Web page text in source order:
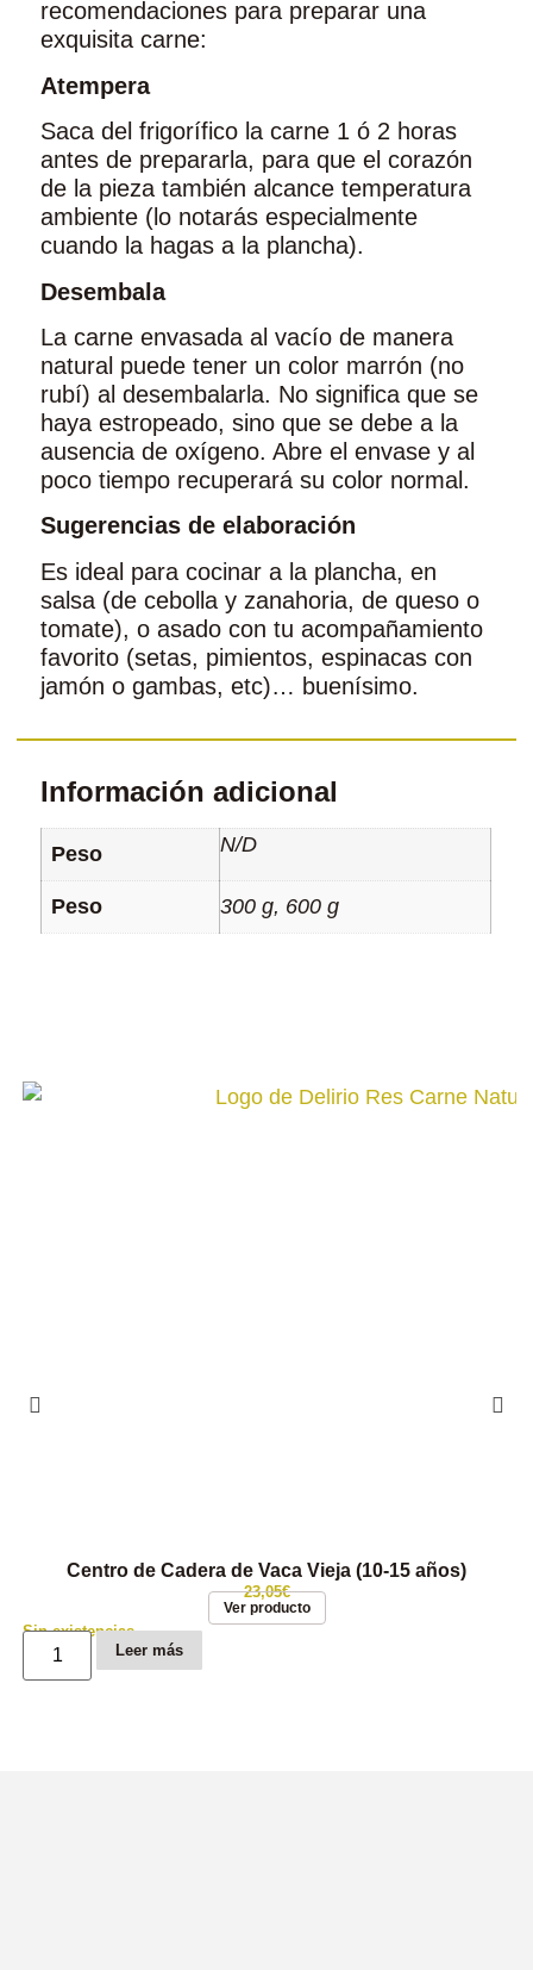
recomendaciones para preparar una
exquisita carne:
Atempera
Saca del frigorífico la carne 1 ó 2 horas
antes de prepararla, para que el corazón
de la pieza también alcance temperatura
ambiente (lo notarás especialmente
cuando la hagas a la plancha).
Desembala
La carne envasada al vacío de manera
natural puede tener un color marrón (no
rubí) al desembalarla. No significa que se
haya estropeado, sino que se debe a la
ausencia de oxígeno. Abre el envase y al
poco tiempo recuperará su color normal.
Sugerencias de elaboración
Es ideal para cocinar a la plancha, en
salsa (de cebolla y zanahoria, de queso o
tomate), o asado con tu acompañamiento
favorito (setas, pimientos, espinacas con
jamón o gambas, etc)… buenísimo.
Información adicional
Peso N/D
Peso 300 g, 600 g
Centro de Cadera de Vaca Vieja (10-15 años)
23,05€
Ver producto
Sin existencias
Leer más